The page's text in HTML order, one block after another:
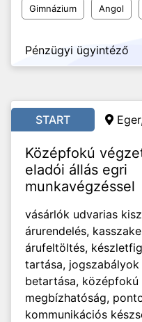
Gimnázium Angol
Pénzügyi ügyintéző
START
Középfokú
eladói állás egri
munkavégzéssel
vásárlók udvarias
árurendelés,
árufeltöltés,
tartása,
betartása,
megbízhatóság,
kommunikációs